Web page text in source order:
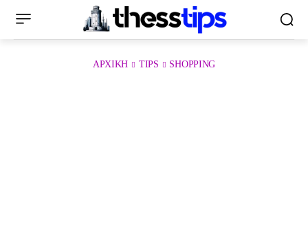
ΑΡΧΙΚΉ TIPS SHOPPING